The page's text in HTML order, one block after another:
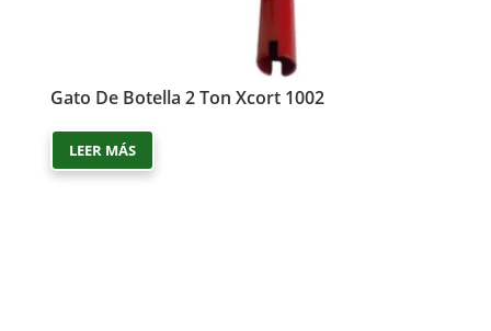
Gato De Botella 2 Ton Xcort 1002
LEER MÁS